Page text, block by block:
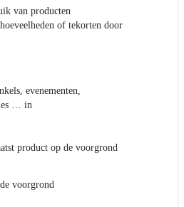
van producten
of tekorten door
evenementen,
… in
product op de voorgrond
voorgrond